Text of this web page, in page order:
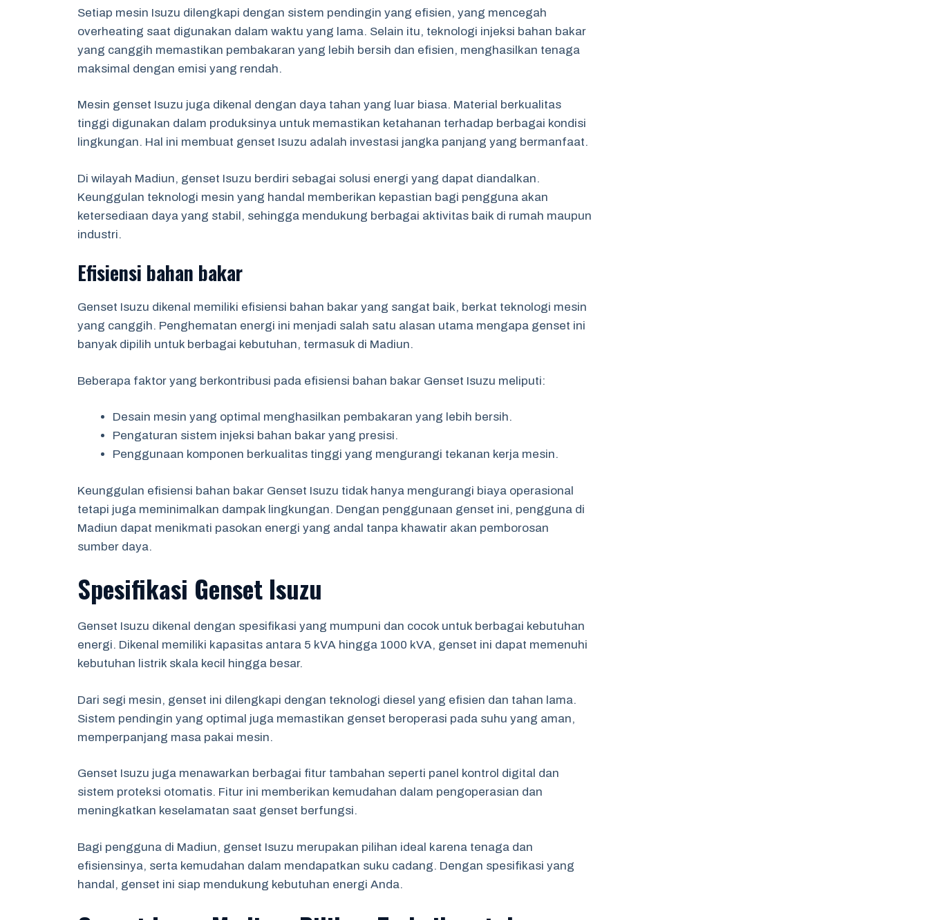
Setiap mesin Isuzu dilengkapi dengan sistem pendingin yang efisien, yang mencegah
overheating saat digunakan dalam waktu yang lama. Selain itu, teknologi injeksi bahan bakar
yang canggih memastikan pembakaran yang lebih bersih dan efisien, menghasilkan tenaga
maksimal dengan emisi yang rendah.
Mesin genset Isuzu juga dikenal dengan daya tahan yang luar biasa. Material berkualitas
tinggi digunakan dalam produksinya untuk memastikan ketahanan terhadap berbagai kondisi
lingkungan. Hal ini membuat genset Isuzu adalah investasi jangka panjang yang bermanfaat.
Di wilayah Madiun, genset Isuzu berdiri sebagai solusi energi yang dapat diandalkan.
Keunggulan teknologi mesin yang handal memberikan kepastian bagi pengguna akan
ketersediaan daya yang stabil, sehingga mendukung berbagai aktivitas baik di rumah maupun
industri.
Efisiensi bahan bakar
Genset Isuzu dikenal memiliki efisiensi bahan bakar yang sangat baik, berkat teknologi mesin
yang canggih. Penghematan energi ini menjadi salah satu alasan utama mengapa genset ini
banyak dipilih untuk berbagai kebutuhan, termasuk di Madiun.
Beberapa faktor yang berkontribusi pada efisiensi bahan bakar Genset Isuzu meliputi:
Desain mesin yang optimal menghasilkan pembakaran yang lebih bersih.
Pengaturan sistem injeksi bahan bakar yang presisi.
Penggunaan komponen berkualitas tinggi yang mengurangi tekanan kerja mesin.
Keunggulan efisiensi bahan bakar Genset Isuzu tidak hanya mengurangi biaya operasional
tetapi juga meminimalkan dampak lingkungan. Dengan penggunaan genset ini, pengguna di
Madiun dapat menikmati pasokan energi yang andal tanpa khawatir akan pemborosan
sumber daya.
Spesifikasi Genset Isuzu
Genset Isuzu dikenal dengan spesifikasi yang mumpuni dan cocok untuk berbagai kebutuhan
energi. Dikenal memiliki kapasitas antara 5 kVA hingga 1000 kVA, genset ini dapat memenuhi
kebutuhan listrik skala kecil hingga besar.
Dari segi mesin, genset ini dilengkapi dengan teknologi diesel yang efisien dan tahan lama.
Sistem pendingin yang optimal juga memastikan genset beroperasi pada suhu yang aman,
memperpanjang masa pakai mesin.
Genset Isuzu juga menawarkan berbagai fitur tambahan seperti panel kontrol digital dan
sistem proteksi otomatis. Fitur ini memberikan kemudahan dalam pengoperasian dan
meningkatkan keselamatan saat genset berfungsi.
Bagi pengguna di Madiun, genset Isuzu merupakan pilihan ideal karena tenaga dan
efisiensinya, serta kemudahan dalam mendapatkan suku cadang. Dengan spesifikasi yang
handal, genset ini siap mendukung kebutuhan energi Anda.